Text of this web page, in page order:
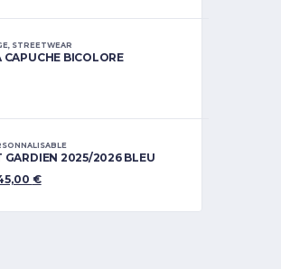
, STREETWEAR
CAPUCHE BICOLORE
GARDIEN 2025/2026 BLEU
€